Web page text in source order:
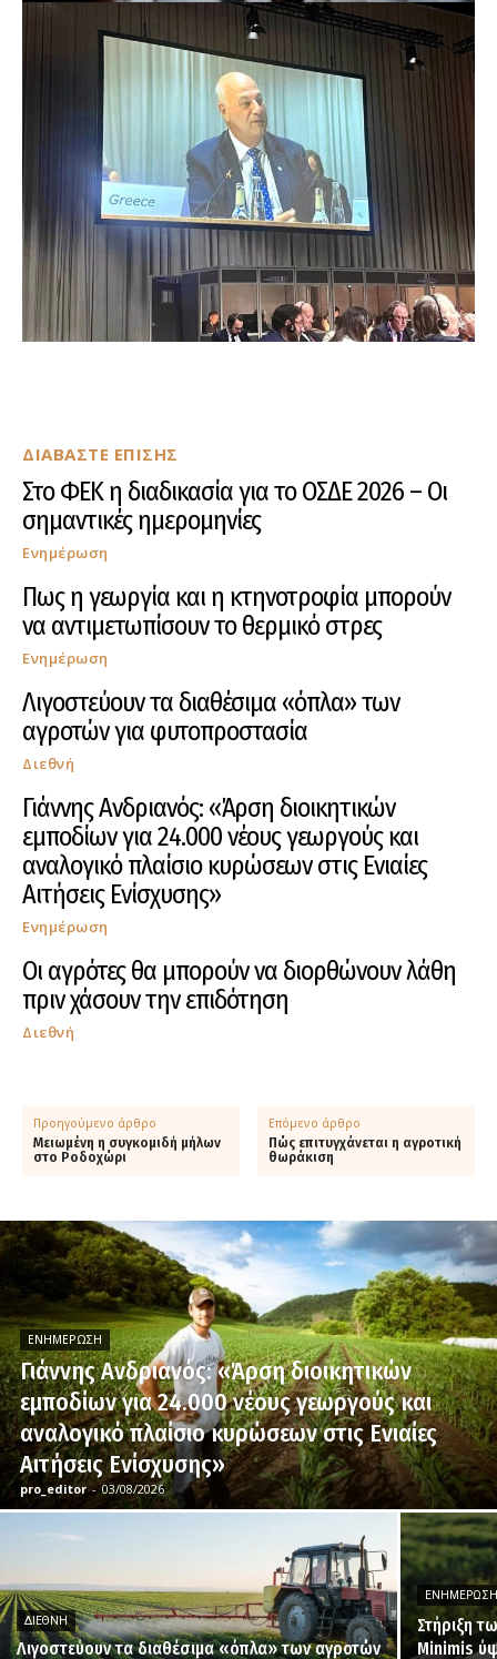
ΔΙΑΒΑΣΤΕ ΕΠΙΣΗΣ
Στο ΦΕΚ η διαδικασία για το ΟΣΔΕ 2026 – Οι
σημαντικές ημερομηνίες
Ενημέρωση
Πως η γεωργία και η κτηνοτροφία μπορούν
να αντιμετωπίσουν το θερμικό στρες
Ενημέρωση
Λιγοστεύουν τα διαθέσιμα «όπλα» των
αγροτών για φυτοπροστασία
Διεθνή
Γιάννης Ανδριανός: «Άρση διοικητικών
εμποδίων για 24.000 νέους γεωργούς και
αναλογικό πλαίσιο κυρώσεων στις Ενιαίες
Αιτήσεις Ενίσχυσης»
Ενημέρωση
Οι αγρότες θα μπορούν να διορθώνουν λάθη
πριν χάσουν την επιδότηση
Διεθνή
Προηγούμενο άρθρο
Μειωμένη η συγκομιδή μήλων
στο Ροδοχώρι
Επόμενο άρθρο
Πώς επιτυγχάνεται η αγροτική
θωράκιση
ΕΝΗΜΈΡΩΣΗ
Γιάννης Ανδριανός: «Άρση διοικητικών
εμποδίων για 24.000 νέους γεωργούς και
αναλογικό πλαίσιο κυρώσεων στις Ενιαίες
Αιτήσεις Ενίσχυσης»
pro_editor - 03/08/2026
ΔΙΕΘΝΉ
Λιγοστεύουν τα διαθέσιμα «όπλα» των αγροτών
Στήριξη
Minimis